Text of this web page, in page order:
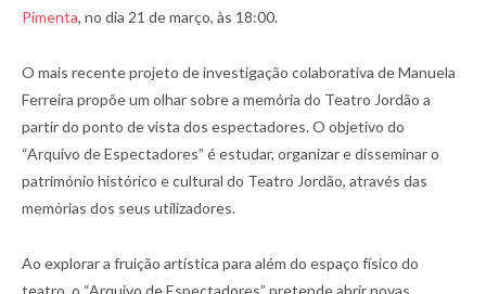
Pimenta, no dia 21 de março, às 18:00.
O mais recente projeto de investigação colaborativa de Manuela
Ferreira propõe um olhar sobre a memória do Teatro Jordão a
partir do ponto de vista dos espectadores. O objetivo do
“Arquivo de Espectadores” é estudar, organizar e disseminar o
património histórico e cultural do Teatro Jordão, através das
memórias dos seus utilizadores.
Ao explorar a fruição artística para além do espaço físico do
teatro, o “Arquivo de Espectadores” pretende abrir novas